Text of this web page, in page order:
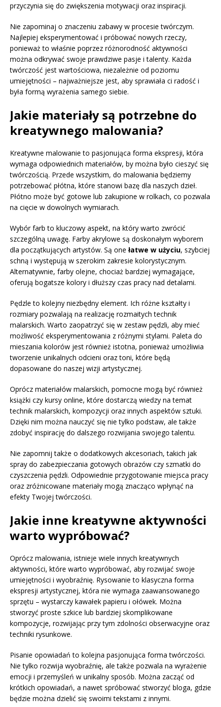
przyczynia się do zwiększenia motywacji oraz inspiracji.
Nie zapominaj o znaczeniu zabawy w procesie twórczym.
Najlepiej eksperymentować i próbować nowych rzeczy,
ponieważ to właśnie poprzez różnorodność aktywności
można odkrywać swoje prawdziwe pasje i talenty. Każda
twórczość jest wartościowa, niezależnie od poziomu
umiejętności – najważniejsze jest, aby sprawiała ci radość i
była formą wyrażenia samego siebie.
Jakie materiały są potrzebne do
kreatywnego malowania?
Kreatywne malowanie to pasjonująca forma ekspresji, która
wymaga odpowiednich materiałów, by można było cieszyć się
twórczością. Przede wszystkim, do malowania będziemy
potrzebować płótna, które stanowi bazę dla naszych dzieł.
Płótno może być gotowe lub zakupione w rolkach, co pozwala
na cięcie w dowolnych wymiarach.
Wybór farb to kluczowy aspekt, na który warto zwrócić
szczególną uwagę. Farby akrylowe są doskonałym wyborem
dla początkujących artystów. Są one łatwe w użyciu, szybciej
schną i występują w szerokim zakresie kolorystycznym.
Alternatywnie, farby olejne, chociaż bardziej wymagające,
oferują bogatsze kolory i dłuższy czas pracy nad detalami.
Pędzle to kolejny niezbędny element. Ich różne kształty i
rozmiary pozwalają na realizację rozmaitych technik
malarskich. Warto zaopatrzyć się w zestaw pędzli, aby mieć
możliwość eksperymentowania z różnymi stylami. Paleta do
mieszania kolorów jest również istotna, ponieważ umożliwia
tworzenie unikalnych odcieni oraz toni, które będą
dopasowane do naszej wizji artystycznej.
Oprócz materiałów malarskich, pomocne mogą być również
książki czy kursy online, które dostarczą wiedzy na temat
technik malarskich, kompozycji oraz innych aspektów sztuki.
Dzięki nim można nauczyć się nie tylko podstaw, ale także
zdobyć inspirację do dalszego rozwijania swojego talentu.
Nie zapomnij także o dodatkowych akcesoriach, takich jak
spray do zabezpieczania gotowych obrazów czy szmatki do
czyszczenia pędzli. Odpowiednie przygotowanie miejsca pracy
oraz zróżnicowane materiały mogą znacząco wpłynąć na
efekty Twojej twórczości.
Jakie inne kreatywne aktywności
warto wypróbować?
Oprócz malowania, istnieje wiele innych kreatywnych
aktywności, które warto wypróbować, aby rozwijać swoje
umiejętności i wyobraźnię. Rysowanie to klasyczna forma
ekspresji artystycznej, która nie wymaga zaawansowanego
sprzętu – wystarczy kawałek papieru i ołówek. Można
stworzyć proste szkice lub bardziej skomplikowane
kompozycje, rozwijając przy tym zdolności obserwacyjne oraz
techniki rysunkowe.
Pisanie opowiadań to kolejna pasjonująca forma twórczości.
Nie tylko rozwija wyobraźnię, ale także pozwala na wyrażenie
emocji i przemyśleń w unikalny sposób. Można zacząć od
krótkich opowiadań, a nawet spróbować stworzyć bloga, gdzie
będzie można dzielić się swoimi tekstami z innymi.